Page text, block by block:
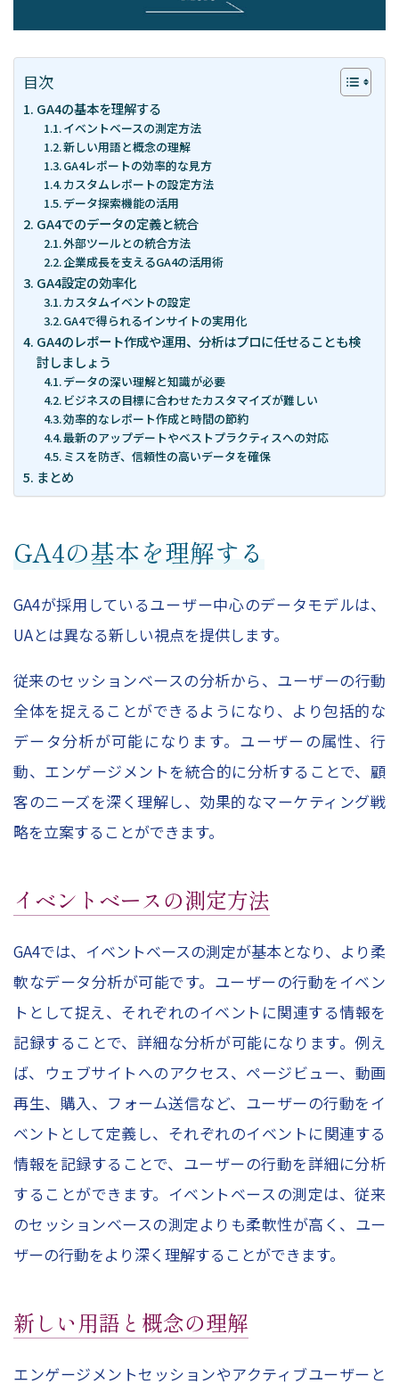
「WEBマーケティングを徹底解説」
お問い合わせ
資料請求
スポット診断
目次
GA4の基本を理解する
イベントベースの測定方法
新しい用語と概念の理解
GA4レポートの効率的な見方
カスタムレポートの設定方法
データ探索機能の活用
GA4でのデータの定義と統合
外部ツールとの統合方法
企業成長を支えるGA4の活用術
GA4設定の効率化
カスタムイベントの設定
GA4で得られるインサイトの実用化
GA4のレポート作成や運用、分析はプロに任せることも検
討しましょう
データの深い理解と知識が必要
ビジネスの目標に合わせたカスタマイズが難しい
効率的なレポート作成と時間の節約
最新のアップデートやベストプラクティスへの対応
ミスを防ぎ、信頼性の高いデータを確保
まとめ
GA4の基本を理解する
GA4が採用しているユーザー中心のデータモデルは、
UAとは異なる新しい視点を提供します。
従来のセッションベースの分析から、ユーザーの行動
全体を捉えることができるようになり、より包括的な
データ分析が可能になります。ユーザーの属性、行
動、エンゲージメントを統合的に分析することで、顧
客のニーズを深く理解し、効果的なマーケティング戦
略を立案することができます。
イベントベースの測定方法
GA4では、イベントベースの測定が基本となり、より柔
軟なデータ分析が可能です。ユーザーの行動をイベン
トとして捉え、それぞれのイベントに関連する情報を
記録することで、詳細な分析が可能になります。例え
ば、ウェブサイトへのアクセス、ページビュー、動画
再生、購入、フォーム送信など、ユーザーの行動をイ
ベントとして定義し、それぞれのイベントに関連する
情報を記録することで、ユーザーの行動を詳細に分析
することができます。イベントベースの測定は、従来
のセッションベースの測定よりも柔軟性が高く、ユー
ザーの行動をより深く理解することができます。
新しい用語と概念の理解
エンゲージメントセッションやアクティブユーザーと